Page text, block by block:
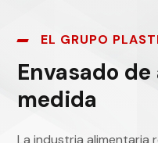
EL GRUPO
Envasado
medida
La industria alimentaria